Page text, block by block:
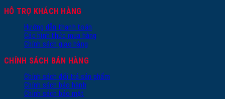
HỖ TRỢ KHÁCH HÀNG
Hướng dẫn thanh toán
Các hình thức mua hàng
Chính sách giao hàng
CHÍNH SÁCH BÁN HÀNG
Chính sách đổi trả sản phẩm
Chính sách bảo hành
Chính sách bảo mật